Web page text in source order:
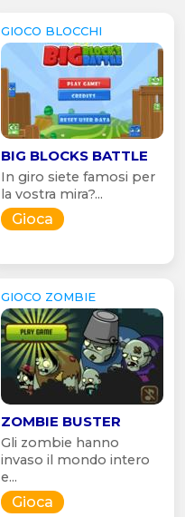
GIOCO BLOCCHI
BIG BLOCKS BATTLE
In giro siete famosi per
la vostra mira?...
Gioca
GIOCO ZOMBIE
ZOMBIE BUSTER
Gli zombie hanno
invaso il mondo intero
e...
Gioca